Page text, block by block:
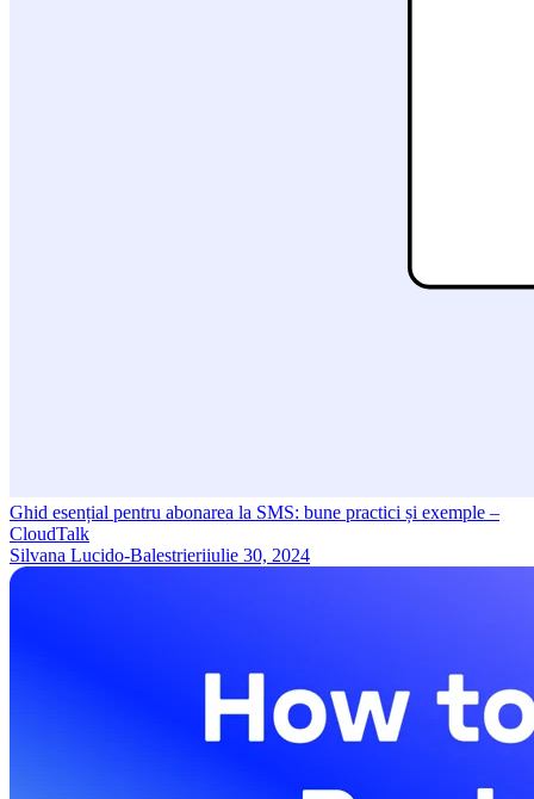
Ghid esențial pentru abonarea la SMS: bune practici și exemple –
CloudTalk
Silvana Lucido-Balestrieriiulie 30, 2024